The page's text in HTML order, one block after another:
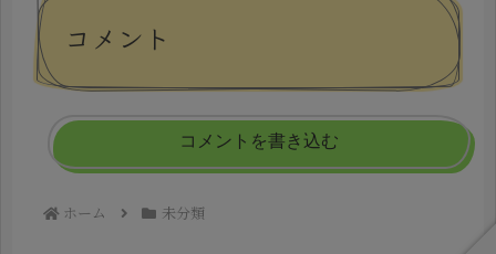
コメント
コメントを書き込む
ホーム 未分類